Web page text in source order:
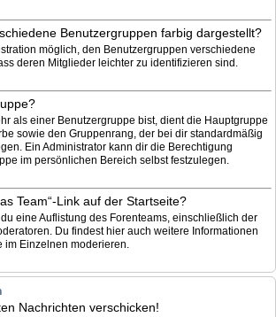
Benutzergruppen farbig dargestellt?
möglich, den Benutzergruppen verschiedene
deren Mitglieder leichter zu identifizieren sind.
als einer Benutzergruppe bist, dient die Hauptgruppe
sowie den Gruppenrang, der bei dir standardmäßig
Ein Administrator kann dir die Berechtigung
im persönlichen Bereich selbst festzulegen.
Team“-Link auf der Startseite?
eine Auflistung des Forenteams, einschließlich der
Du findest hier auch weitere Informationen
im Einzelnen moderieren.
Nachrichten verschicken!